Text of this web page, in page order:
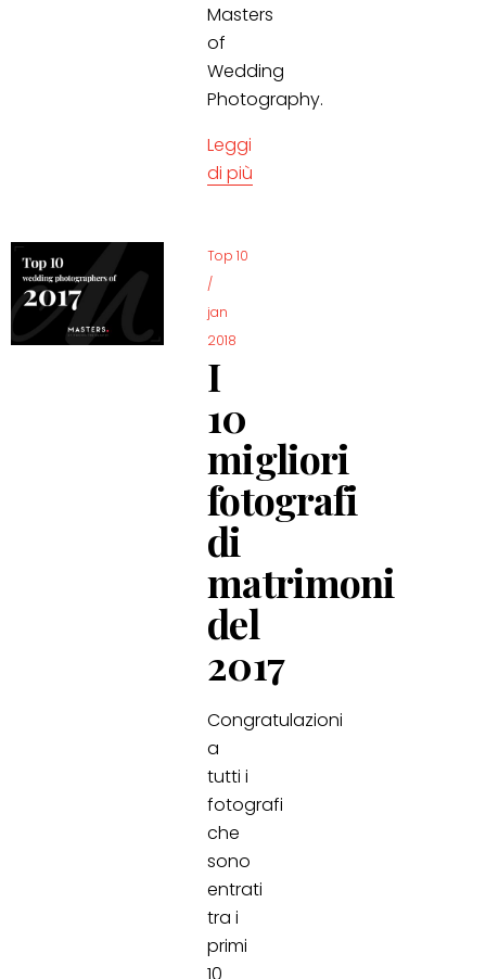
Masters
of
Wedding
Photography.
Leggi
di più
Top 10
/
jan
2018
I
10
migliori
fotografi
di
matrimoni
del
2017
Congratulazioni
a
tutti i
fotografi
che
sono
entrati
tra i
primi
10